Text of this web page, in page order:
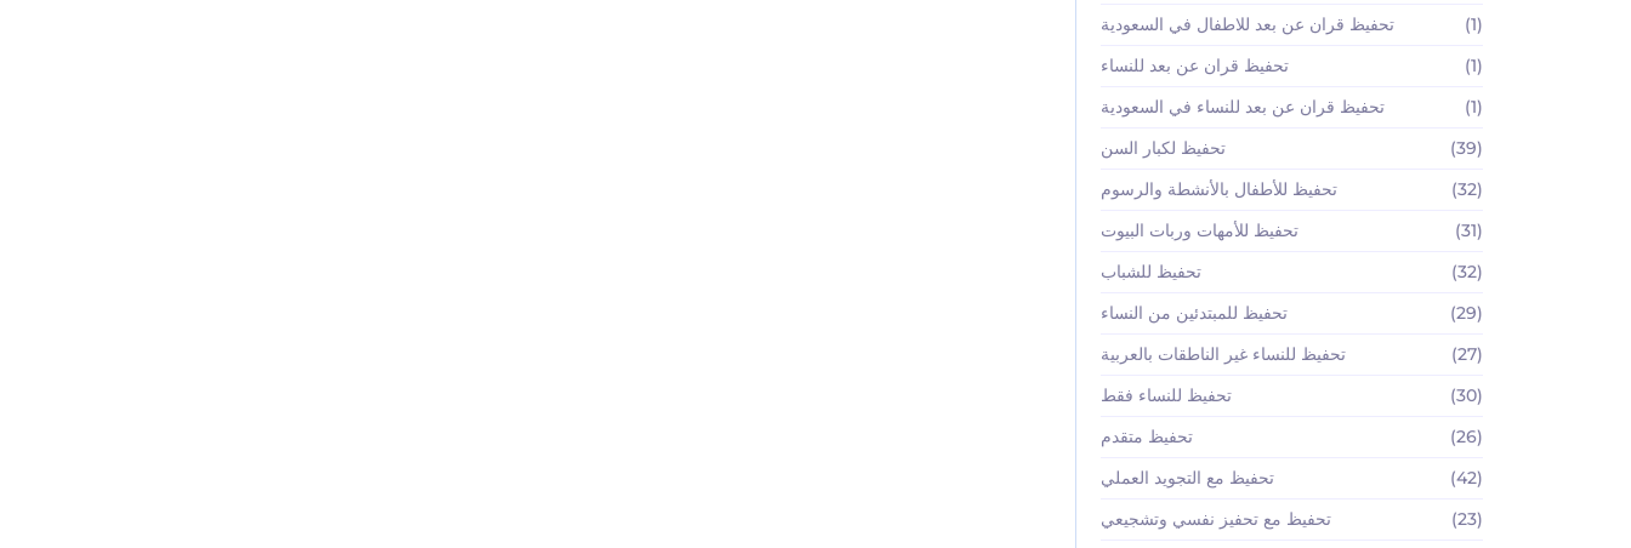
تحفيظ قران عن بعد للاطفال في السعودية
(1)
تحفيظ قران عن بعد للنساء
(1)
تحفيظ قران عن بعد للنساء في السعودية
(1)
تحفيظ لكبار السن
(39)
تحفيظ للأطفال بالأنشطة والرسوم
(32)
تحفيظ للأمهات وربات البيوت
(31)
تحفيظ للشباب
(32)
تحفيظ للمبتدئين من النساء
(29)
تحفيظ للنساء غير الناطقات بالعربية
(27)
تحفيظ للنساء فقط
(30)
تحفيظ متقدم
(26)
تحفيظ مع التجويد العملي
(42)
تحفيظ مع تحفيز نفسي وتشجيعي
(23)